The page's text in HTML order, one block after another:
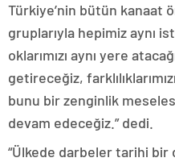
Türkiye’nin bütün kanaat
gruplarıyla hepimiz aynı
oklarımızı aynı yere
getireceğiz,
bunu bir zenginlik
devam edeceğiz.” dedi.
“Ülkede darbeler tarihi bir